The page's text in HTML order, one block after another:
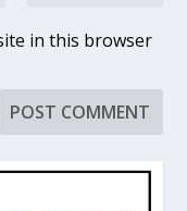
in this browser